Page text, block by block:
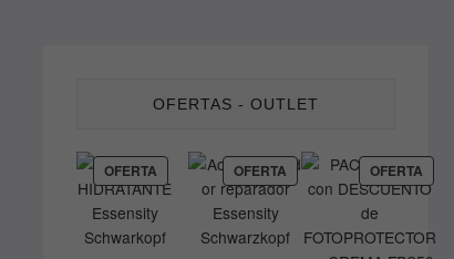
OFERTAS - OUTLET
OFERTAPRODUCTO
EN
OFERTA
OFERTA PRODUCTO
EN
OFERTA
EN